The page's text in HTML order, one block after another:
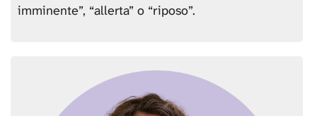
imminente”, “allerta” o “riposo”.